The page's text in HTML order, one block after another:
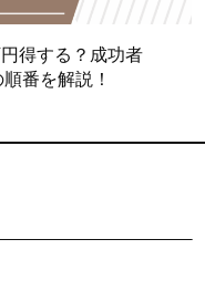
得する？成功者
番を解説！